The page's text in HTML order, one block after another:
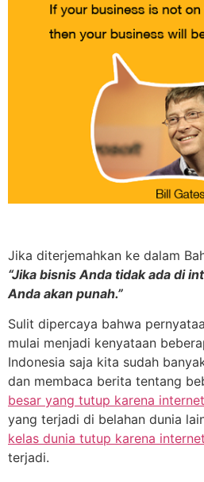
Jika diterjemahkan ke dalam
“Jika bisnis Anda tidak ada di
Anda akan punah.”
Sulit dipercaya bahwa
mulai menjadi kenyataan
Indonesia saja kita sudah
dan membaca berita tentang
besar yang tutup karena internet
yang terjadi di belahan dunia
kelas dunia tutup karena internet
terjadi.